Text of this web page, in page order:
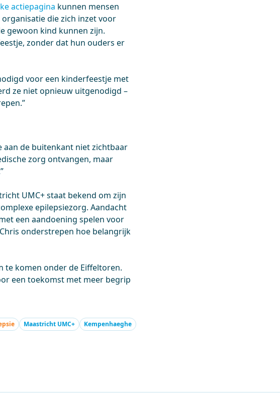
actiepagina kunnen mensen
die zich inzet voor
gewoon kind kunnen zijn.
zonder dat hun ouders er
voor een kinderfeestje met
ze niet opnieuw uitgenodigd –
aan de buitenkant niet zichtbaar
zorg ontvangen, maar
UMC+ staat bekend om zijn
epilepsiezorg. Aandacht
een aandoening spelen voor
onderstrepen hoe belangrijk
te komen onder de Eiffeltoren.
een toekomst met meer begrip
Maastricht UMC+
Kempenhaeghe